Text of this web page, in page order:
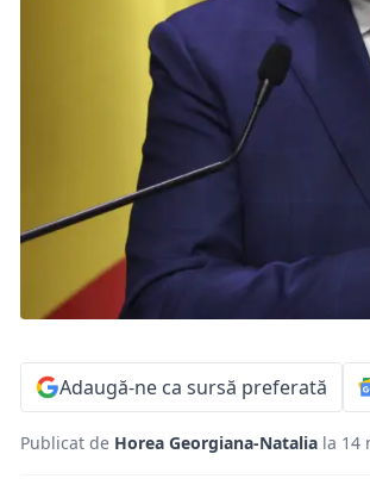
Adaugă-ne ca sursă preferată
Publicat de Horea Georgiana-Natalia la 14